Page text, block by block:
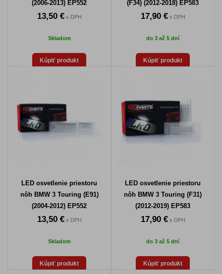
(2006-2013) EP552
13,50 €s DPH
Skladom
Kúpiť produkt
(F34) (2012-2018) EP583
17,90 €s DPH
do 3 až 5 dní
Kúpiť produkt
LED osvetlenie priestoru
nôh BMW 3 Touring (E91)
(2004-2012) EP552
13,50 €s DPH
Skladom
Kúpiť produkt
LED osvetlenie priestoru
nôh BMW 3 Touring (F31)
(2012-2019) EP583
17,90 €s DPH
do 3 až 5 dní
Kúpiť produkt